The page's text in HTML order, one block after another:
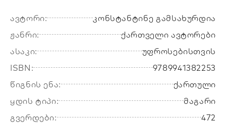
ავტორი:
კონსტანტინე გამსახურდია
ჟანრი:
ქართველი ავტორები
ასაკი:
უფროსებისთვის
ISBN:
9789941382253
წიგნის ენა:
ქართული
ყდის ტიპი:
მაგარი
გვერდები:
472